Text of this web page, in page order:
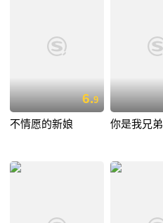
6.9
不情愿的新娘 你是我兄弟